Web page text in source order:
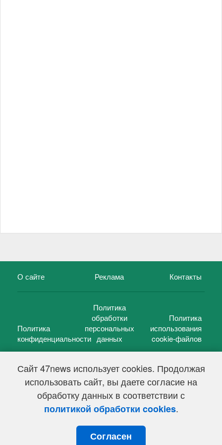
Сайт 47news использует cookies. Продолжая
использовать сайт, вы даете согласие на
обработку данных в соответствии с
политикой обработки cookies.
Согласен
О сайте Реклама Контакты
Политика
конфиденциальности
Политика
обработки
персональных
данных
Политика
использования
cookie-файлов
47 новостей (47 news)2005 — 2026 г.
Свидетельство о регистрации СМИ Эл № ФС 77-39848, выдано
Федеральной службой по надзору в сфере связи,
информационных технологий и массовых коммуникаций